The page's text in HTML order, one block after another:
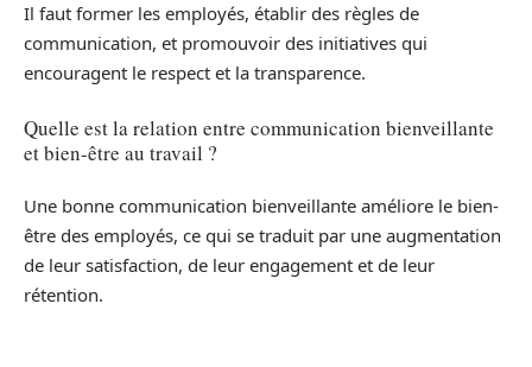
Il faut former les employés, établir des règles de
communication, et promouvoir des initiatives qui
encouragent le respect et la transparence.
Quelle est la relation entre communication bienveillante
et bien-être au travail ?
Une bonne communication bienveillante améliore le bien-
être des employés, ce qui se traduit par une augmentation
de leur satisfaction, de leur engagement et de leur
rétention.